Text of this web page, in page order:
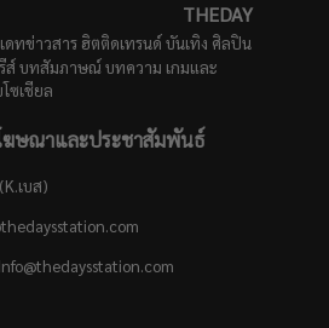
THEDAY
ทข่าวสาร ฮิตติดเทรนด์ บันเทิง ศิลปิน
ส์ บทสัมภาษณ์ บทความ เกมและ
ซเชียล
ฆษณาและประชาสัมพันธ์
เบส)
Info@thedaysstation.com